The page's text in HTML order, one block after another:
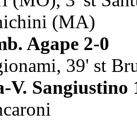
(MA)
Agape 2-0
39' st
V. Sangiustino